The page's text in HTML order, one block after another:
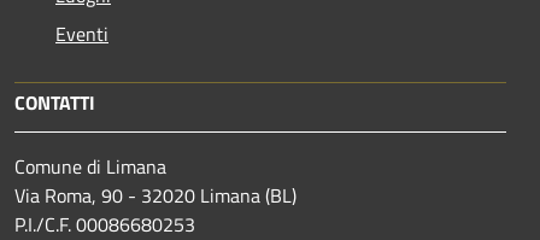
Eventi
CONTATTI
Comune di Limana
Via Roma, 90 - 32020 Limana (BL)
P.I./C.F. 00086680253